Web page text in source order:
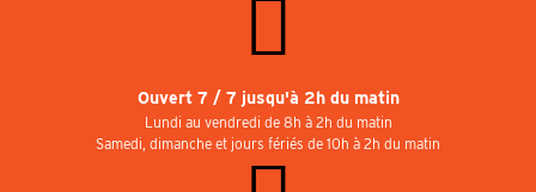
Ouvert 7 / 7 jusqu'à 2h du matin
Lundi au vendredi de 8h à 2h du matin
Samedi, dimanche et jours fériés de 10h à 2h du matin